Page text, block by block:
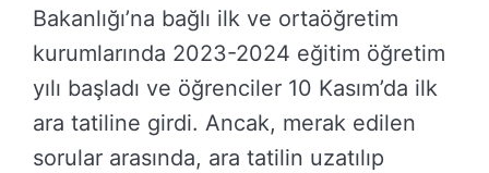
Bakanlığı’na bağlı ilk ve ortaöğretim
kurumlarında 2023-2024 eğitim öğretim
yılı başladı ve öğrenciler 10 Kasım’da ilk
ara tatiline girdi. Ancak, merak edilen
sorular arasında, ara tatilin uzatılıp